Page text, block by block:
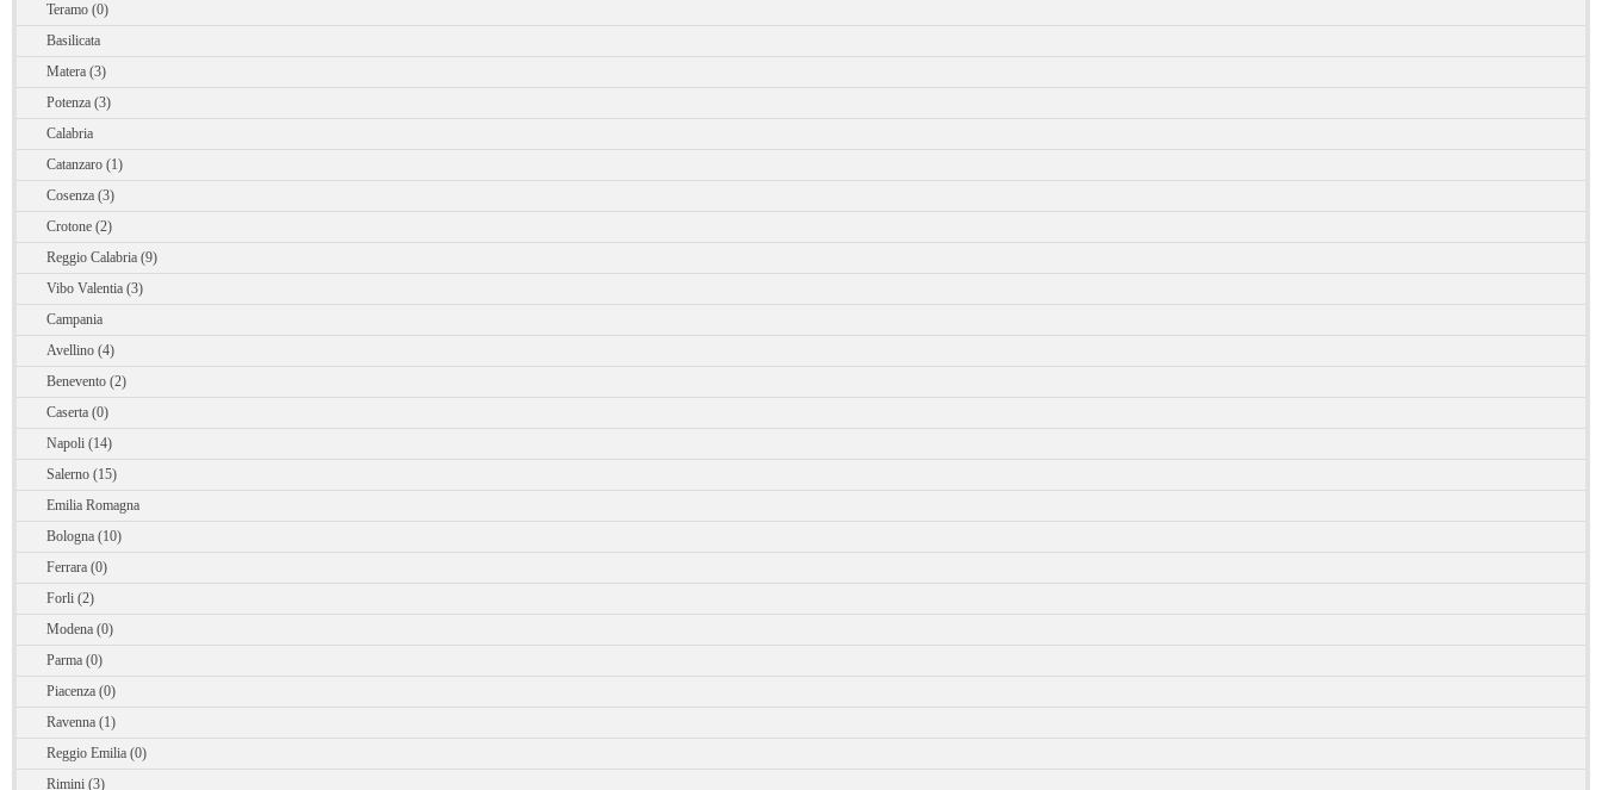
Teramo (0)
Basilicata
Matera (3)
Potenza (3)
Calabria
Catanzaro (1)
Cosenza (3)
Crotone (2)
Reggio Calabria (9)
Vibo Valentia (3)
Campania
Avellino (4)
Benevento (2)
Caserta (0)
Napoli (14)
Salerno (15)
Emilia Romagna
Bologna (10)
Ferrara (0)
Forli (2)
Modena (0)
Parma (0)
Piacenza (0)
Ravenna (1)
Reggio Emilia (0)
Rimini (3)